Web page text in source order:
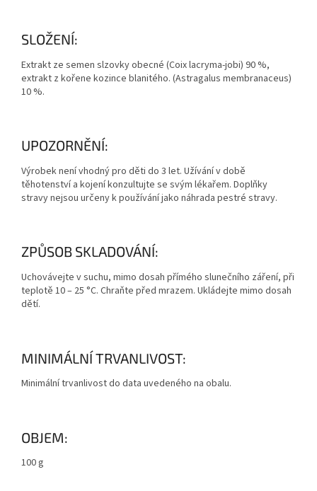
SLOŽENÍ:
Extrakt ze semen slzovky obecné (Coix lacryma-jobi) 90 %,
extrakt z kořene kozince blanitého. (Astragalus membranaceus)
10 %.
UPOZORNĚNÍ:
Výrobek není vhodný pro děti do 3 let. Užívání v době
těhotenství a kojení konzultujte se svým lékařem. Doplňky
stravy nejsou určeny k používání jako náhrada pestré stravy.
ZPŮSOB SKLADOVÁNÍ:
Uchovávejte v suchu, mimo dosah přímého slunečního záření, při
teplotě 10 – 25 °C. Chraňte před mrazem. Ukládejte mimo dosah
dětí.
MINIMÁLNÍ TRVANLIVOST:
Minimální trvanlivost do data uvedeného na obalu.
OBJEM:
100 g